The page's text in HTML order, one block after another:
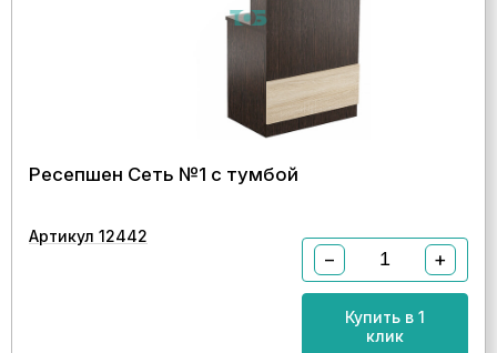
Ресепшен Сеть №1 с тумбой
Артикул 12442
− +
Купить в 1
клик